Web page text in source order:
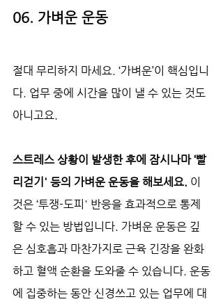
06. 가벼운 운동
절대 무리하지 마세요. ‘가벼운’이 핵심입니
다. 업무 중에 시간을 많이 낼 수 있는 것도
아니고요.
스트레스 상황이 발생한 후에 잠시나마 ‘빨
리걷기' 등의 가벼운 운동을 해보세요. 이
것은 ‘투쟁-도피' 반응을 효과적으로 통제
할 수 있는 방법입니다. 가벼운 운동은 깊
은 심호흡과 마찬가지로 근육 긴장을 완화
하고 혈액 순환을 도와줄 수 있습니다. 운동
에 집중하는 동안 신경쓰고 있는 업무에 대